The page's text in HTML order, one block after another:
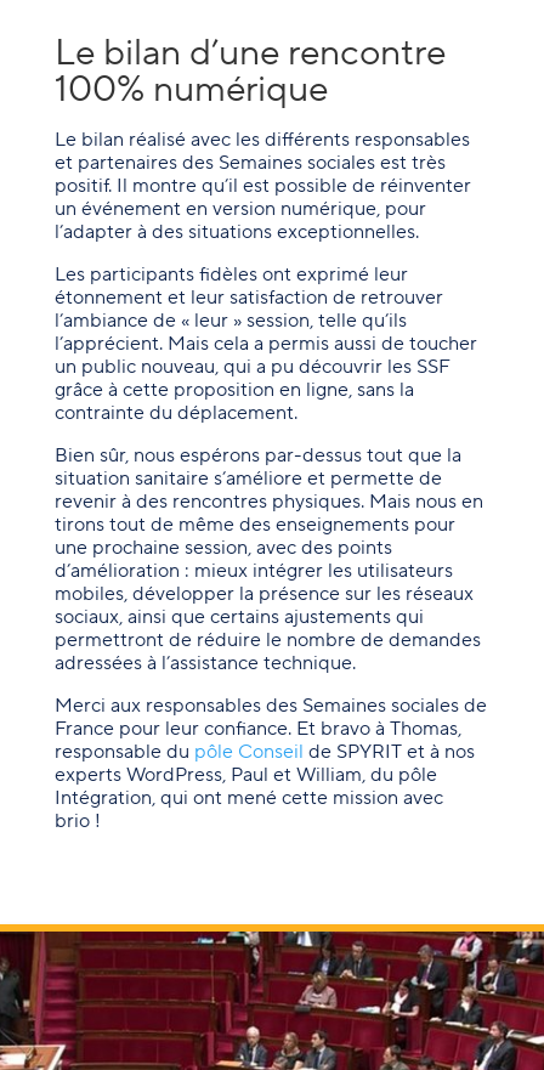
Le bilan d’une rencontre
100% numérique
Le bilan réalisé avec les différents responsables
et partenaires des Semaines sociales est très
positif. Il montre qu’il est possible de réinventer
un événement en version numérique, pour
l’adapter à des situations exceptionnelles.
Les participants fidèles ont exprimé leur
étonnement et leur satisfaction de retrouver
l’ambiance de « leur » session, telle qu’ils
l’apprécient. Mais cela a permis aussi de toucher
un public nouveau, qui a pu découvrir les SSF
grâce à cette proposition en ligne, sans la
contrainte du déplacement.
Bien sûr, nous espérons par-dessus tout que la
situation sanitaire s’améliore et permette de
revenir à des rencontres physiques. Mais nous en
tirons tout de même des enseignements pour
une prochaine session, avec des points
d’amélioration : mieux intégrer les utilisateurs
mobiles, développer la présence sur les réseaux
sociaux, ainsi que certains ajustements qui
permettront de réduire le nombre de demandes
adressées à l’assistance technique.
Merci aux responsables des Semaines sociales de
France pour leur confiance. Et bravo à Thomas,
responsable du pôle Conseil de SPYRIT et à nos
experts WordPress, Paul et William, du pôle
Intégration, qui ont mené cette mission avec
brio !